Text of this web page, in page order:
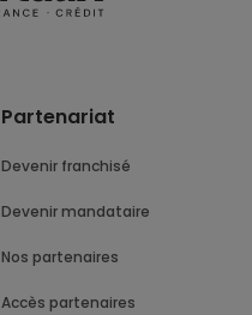
Partenariat
Devenir franchisé
Devenir mandataire
Nos partenaires
Accès partenaires